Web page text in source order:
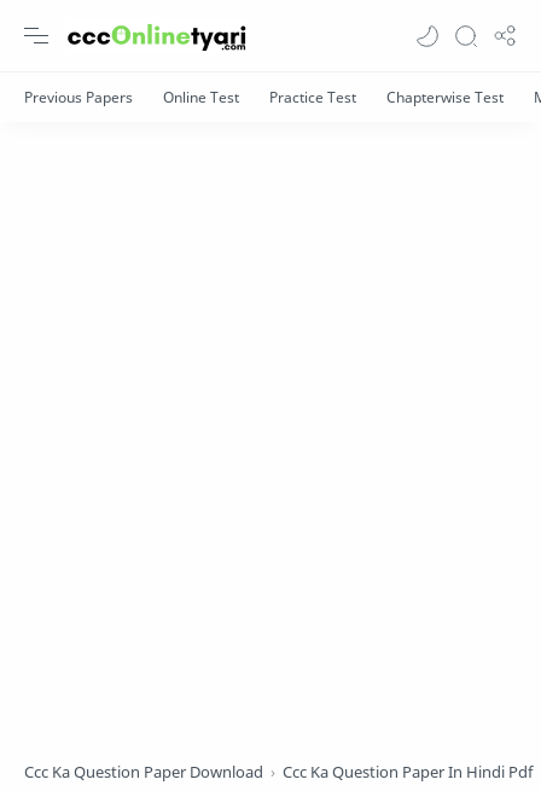
Ccc Ka Question Paper Download Ccc Ka Question Paper In Hindi Pdf